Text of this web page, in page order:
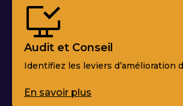
Audit et Conseil
Identifiez les leviers d’amélioration
En savoir plus